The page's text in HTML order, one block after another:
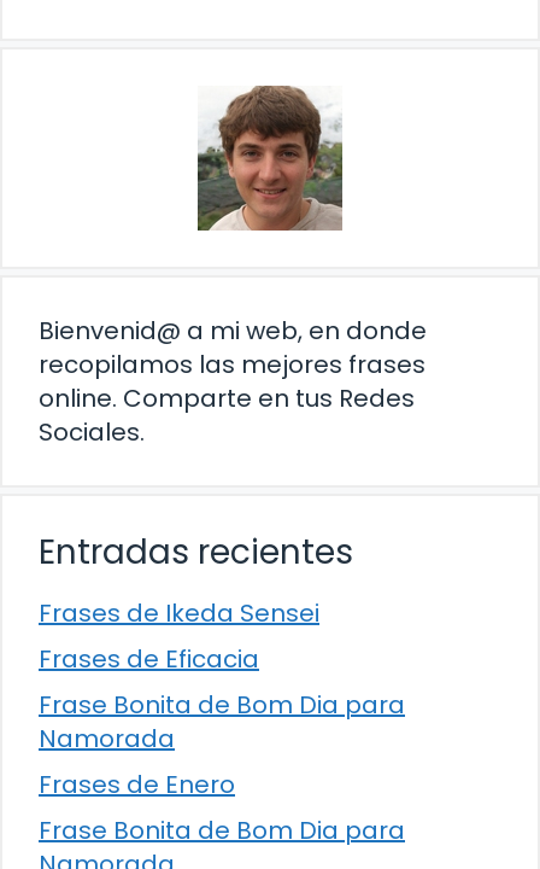
Bienvenid@ a mi web, en donde
recopilamos las mejores frases
online. Comparte en tus Redes
Sociales.
Entradas recientes
Frases de Ikeda Sensei
Frases de Eficacia
Frase Bonita de Bom Dia para
Namorada
Frases de Enero
Frase Bonita de Bom Dia para